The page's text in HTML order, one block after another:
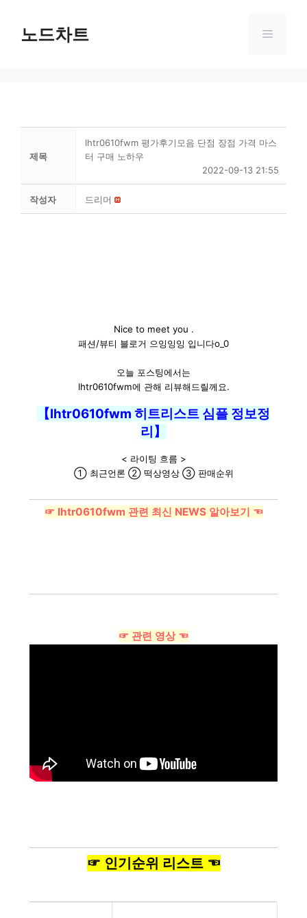
content노드차트 Menu
제목
lhtr0610fwm 평가후기모음 단점 장점 가격 마스
터 구매 노하우
2022-09-13 21:55
작성자 드리머
Nice to meet you .
패션/뷰티 블로거 으잉잉잉 입니다o_0
오늘 포스팅에서는
lhtr0610fwm에 관해 리뷰해드릴께요.
【lhtr0610fwm 히트리스트 심플 정보정
리】
< 라이팅 흐름 >
① 최근언론 ② 떡상영상 ③ 판매순위
☞ lhtr0610fwm 관련 최신 NEWS 알아보기 ☜
☞ 관련 영상 ☜
☞ 인기순위 리스트 ☜